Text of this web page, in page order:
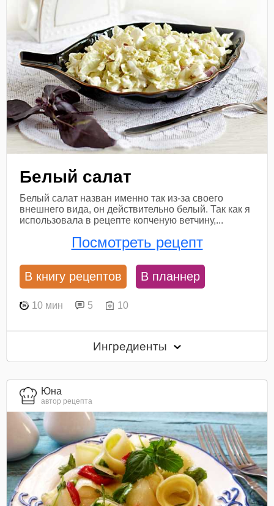
Белый салат
Белый салат назван именно так из-за своего
внешнего вида, он действительно белый. Так как я
использовала в рецепте копченую ветчину,...
Посмотреть рецепт
В книгу рецептов В планнер
10 мин 5 10
Ингредиенты
Юна
автор рецепта